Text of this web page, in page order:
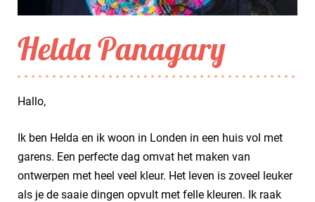
Helda Panagary
Hallo,
Ik ben Helda en ik woon in Londen in een huis vol met
garens. Een perfecte dag omvat het maken van
ontwerpen met heel veel kleur. Het leven is zoveel leuker
als je de saaie dingen opvult met felle kleuren. Ik raak